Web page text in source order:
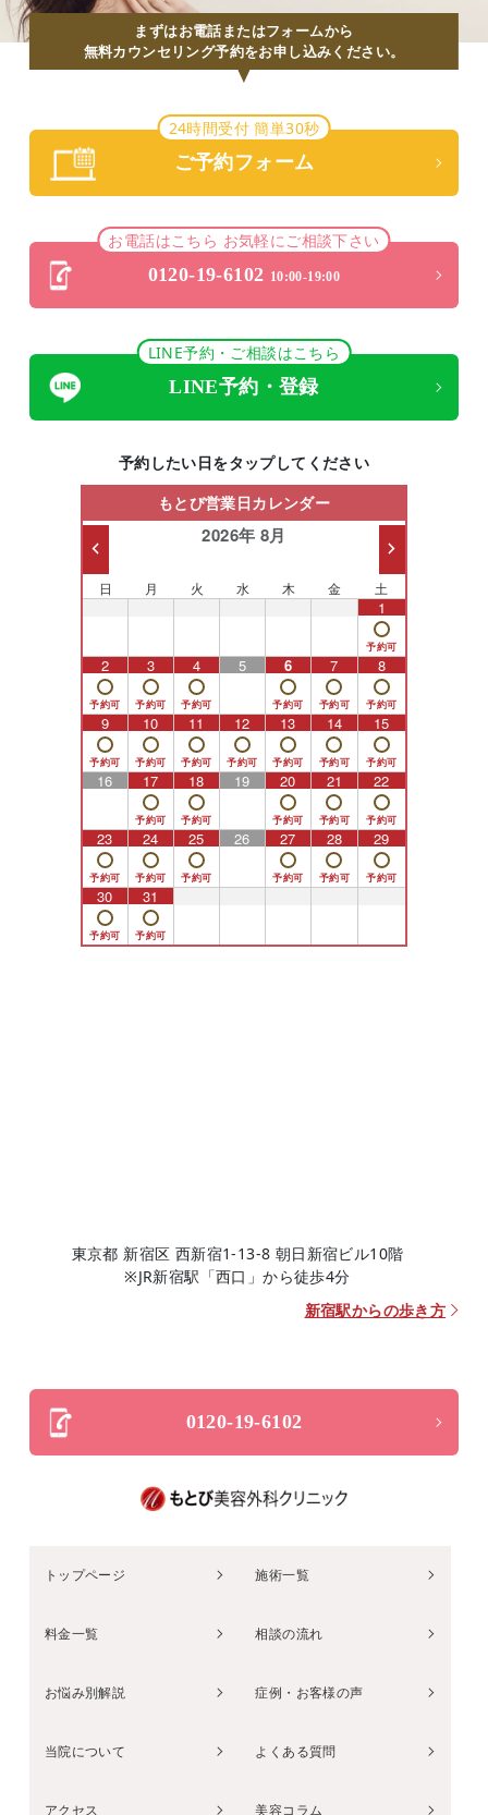
まずはお電話またはフォームから
無料カウンセリング予約をお申し込みください。
24時間受付 簡単30秒
ご予約フォーム
お電話はこちら お気軽にご相談下さい
0120-19-6102 10:00-19:00
LINE予約・ご相談はこちら
LINE予約・登録
予約したい日をタップしてください
もとび営業日カレンダー
2026年 8月
日 月 火 水 木 金 土
1
2 3 4 5 6 7 8
9 10 11 12 13 14 15
16 17 18 19 20 21 22
23 24 25 26 27 28 29
30 31
東京都 新宿区 西新宿1-13-8 朝日新宿ビル10階
※JR新宿駅「西口」から徒歩4分
新宿駅からの歩き方
0120-19-6102
トップページ 施術一覧
料金一覧 相談の流れ
お悩み別解説 症例・お客様の声
当院について よくある質問
アクセス 美容コラム